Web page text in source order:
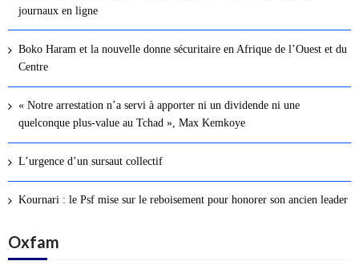
journaux en ligne
Boko Haram et la nouvelle donne sécuritaire en Afrique de l’Ouest et du
Centre
« Notre arrestation n’a servi à apporter ni un dividende ni une
quelconque plus-value au Tchad », Max Kemkoye
L’urgence d’un sursaut collectif
Kournari : le Psf mise sur le reboisement pour honorer son ancien leader
Oxfam